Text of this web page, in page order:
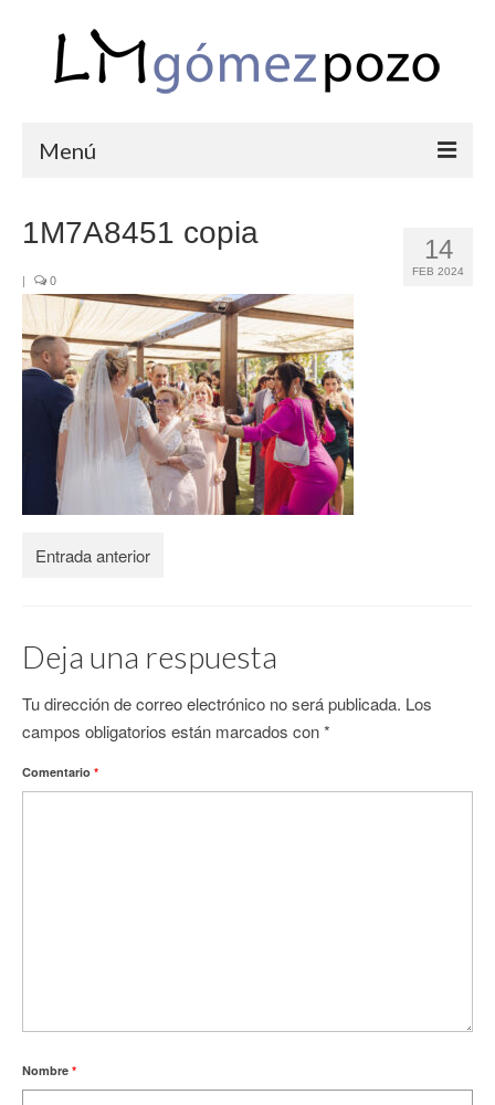
Menú
COMUNIONES
CORPORATIVAS
SEMANA SANTA
BLOG
SOBRE LM
14
FEB 2024
1M7A8451 copia
| 0
Entrada anterior
Deja una respuesta
Tu dirección de correo electrónico no será publicada. Los
campos obligatorios están marcados con*
Comentario *
Nombre *